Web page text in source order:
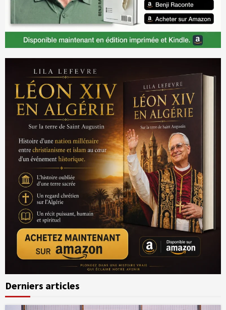
Derniers articles